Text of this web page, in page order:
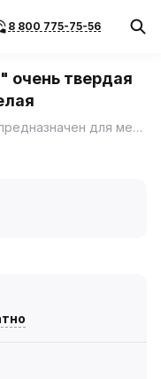
8 800 775-75-56
очень твердая
Круг полировальный CHAMAELEON предназначен для механической полировки и шлифования; подходит для использования с крупнозернистыми полировальными пастами.